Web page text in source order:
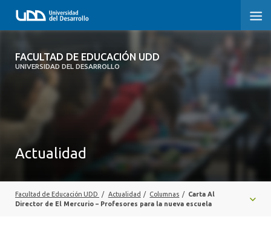
FACULTAD DE EDUCACIÓN UDD
UNIVERSIDAD DEL DESARROLLO
FACULTAD DE EDUCACIÓN UDD
POSTGRADO Y EDUCACIÓN CONTINUA
Actualidad
Facultad de Educación UDD / Actualidad / Columnas /
Carta Al
Director de El Mercurio – Profesores para la nueva escuela